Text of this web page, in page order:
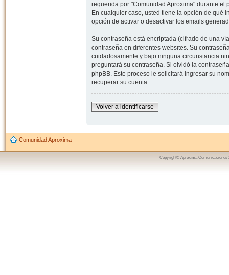
requerida por "Comunidad Aproxima" durante el
En cualquier caso, usted tiene la opción de qué
opción de activar o desactivar los emails
Su contraseña está encriptada (cifrado de una
contraseña en diferentes websites. Su
cuidadosamente y bajo ninguna circunstancia
preguntará su contraseña. Si olvidó la
phpBB. Este proceso le solicitará ingresar su
recuperar su cuenta.
Volver a identificarse
Comunidad Aproxima
Copyright© Aproxima Comunicaciones